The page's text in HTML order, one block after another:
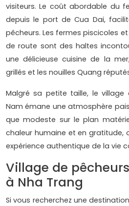
visiteurs. Le coût abordable du
depuis le port de Cua Dai,
pêcheurs. Les fermes piscicoles
de route sont des haltes
une délicieuse cuisine de la
grillés et les nouilles Quang
Malgré sa petite taille, le village
Nam émane une atmosphère
que modeste sur le plan
chaleur humaine et en gratitude,
expérience authentique de la vie
Village de
à Nha Trang
Si vous recherchez une